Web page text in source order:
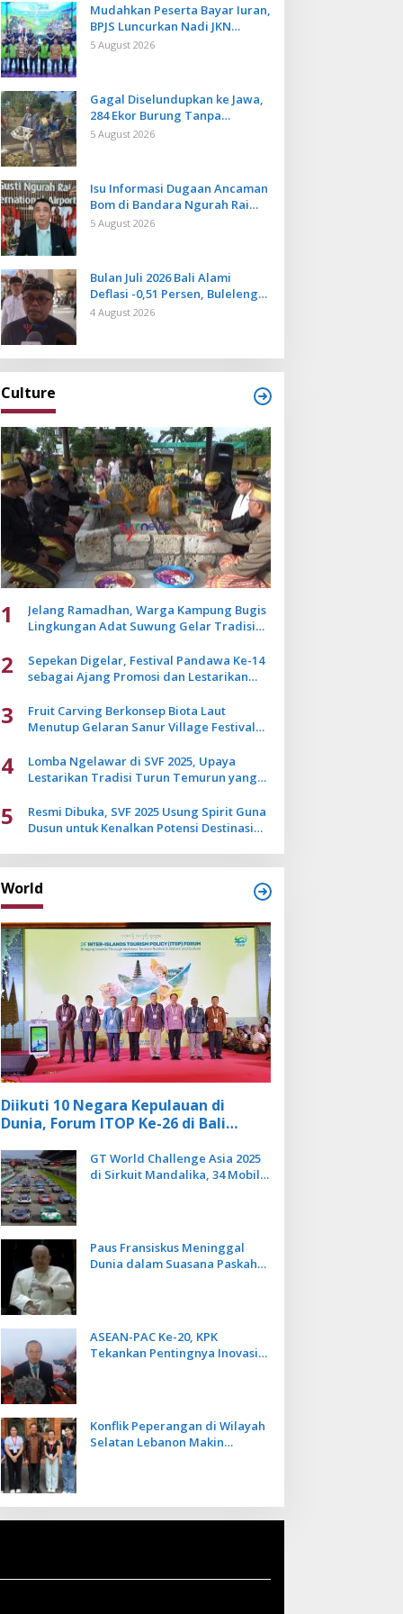
Mudahkan Peserta Bayar Iuran,
BPJS Luncurkan Nadi JKN
dengan Mekanisme Menabung
5 August 2026
Gagal Diselundupkan ke Jawa,
284 Ekor Burung Tanpa
Dokumen Dilepasliarkan Cegah
5 August 2026
Isu Informasi Dugaan Ancaman
Bom di Bandara Ngurah Rai
Bali Tidak Benar, Operasional
5 August 2026
Bulan Juli 2026 Bali Alami
Deflasi -0,51 Persen, Buleleng
Catat Penurunan Terendah
4 August 2026
Culture
1
Jelang Ramadhan, Warga Kampung Bugis
Lingkungan Adat Suwung Gelar Tradisi
2
Sepekan Digelar, Festival Pandawa Ke-14
sebagai Ajang Promosi dan Lestarikan
3
Fruit Carving Berkonsep Biota Laut
Menutup Gelaran Sanur Village Festival
4
Lomba Ngelawar di SVF 2025, Upaya
Lestarikan Tradisi Turun Temurun yang
5
Resmi Dibuka, SVF 2025 Usung Spirit Guna
Dusun untuk Kenalkan Potensi Destinasi
World
Diikuti 10 Negara Kepulauan di
Dunia, Forum ITOP Ke-26 di Bali
Berbasis Alam dan Budaya
GT World Challenge Asia 2025
di Sirkuit Mandalika, 34 Mobil
Paus Fransiskus Meninggal
Dunia dalam Suasana Paskah
ASEAN-PAC Ke-20, KPK
Tekankan Pentingnya Inovasi
Konflik Peperangan di Wilayah
Selatan Lebanon Makin